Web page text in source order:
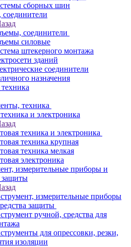
сборных шин
соединители
соединители
силовые
штекерного монтажа
зданий
соединители
назначения
техника
и электроника
техника и электроника
техника крупная
техника мелкая
электроника
измерительные приборы и
защиты
измерительные приборы
защиты
ручной, средства для
для опрессовки, резки,
изоляции